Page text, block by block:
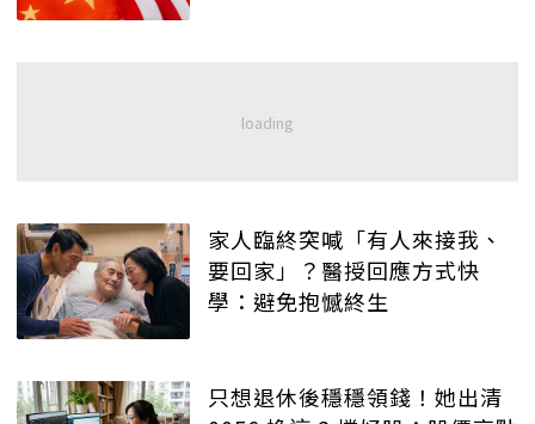
家人臨終突喊「有人來接我、
要回家」？醫授回應方式快
學：避免抱憾終生
只想退休後穩穩領錢！她出清